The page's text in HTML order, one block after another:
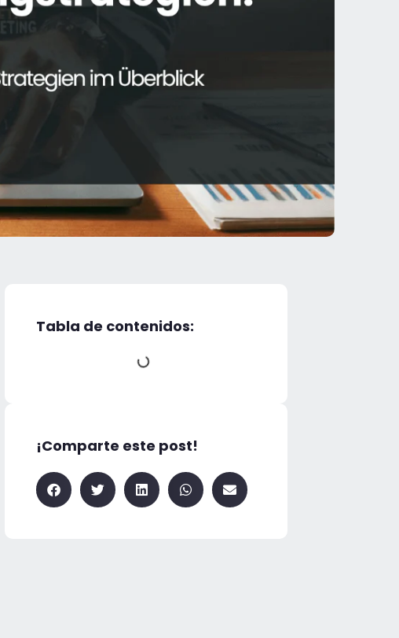
Tabla de contenidos:
¡Comparte este post!